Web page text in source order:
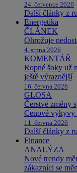
24. července 2026
Další články z
Energetika
ČLÁNEK
Ohrožuje
4. srpna 2026
KOMENTÁŘ
Ropné šoky už
ještě výraznější
16. června 2026
GLOSA
Čerstvé změny
Cenové výkyvy
11. června 2026
Další články z
Finance
ANALÝZA
Nové trendy
zákazníci se